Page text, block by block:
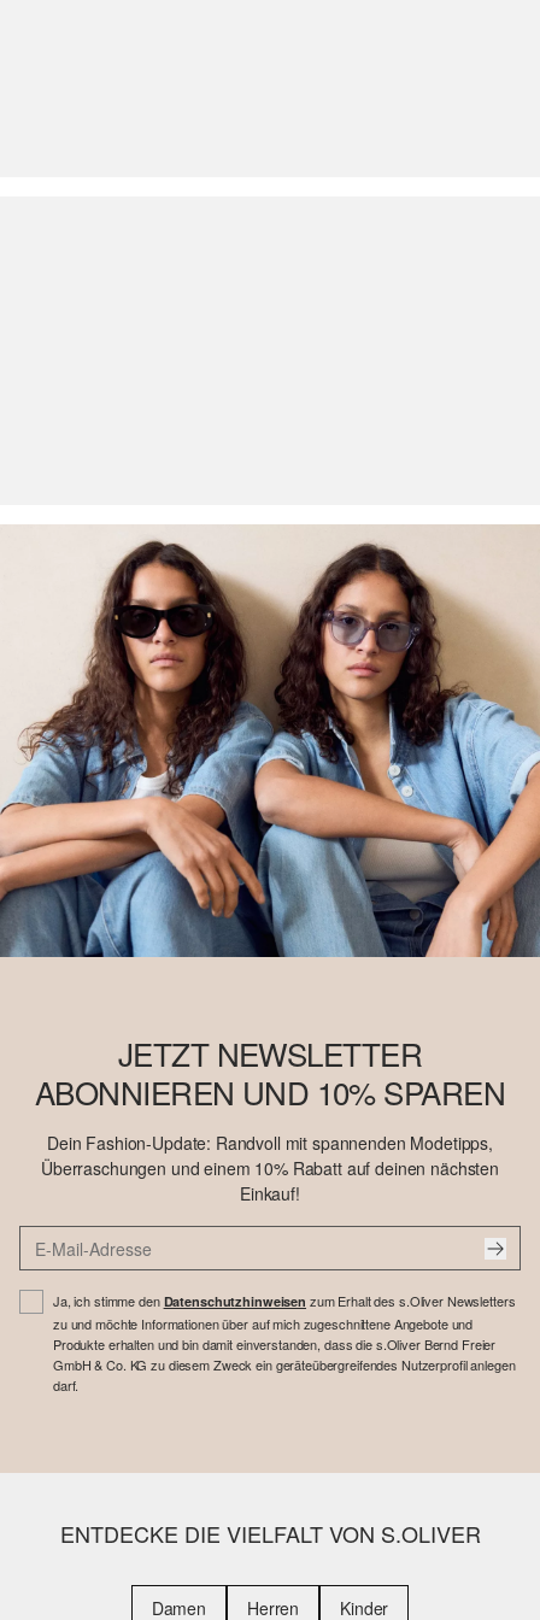
JETZT NEWSLETTER
ABONNIEREN UND 10% SPAREN
Dein Fashion-Update: Randvoll mit spannenden Modetipps,
Überraschungen und einem 10% Rabatt auf deinen nächsten
Einkauf!
Ja, ich stimme den Datenschutzhinweisen zum Erhalt des s.Oliver Newsletters
zu und möchte Informationen über auf mich zugeschnittene Angebote und
Produkte erhalten und bin damit einverstanden, dass die s.Oliver Bernd Freier
GmbH & Co. KG zu diesem Zweck ein geräteübergreifendes Nutzerprofil anlegen
darf.
ENTDECKE DIE VIELFALT VON S.OLIVER
Damen Herren Kinder